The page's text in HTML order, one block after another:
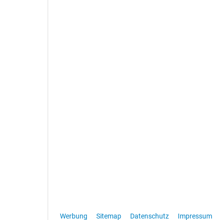
Werbung Sitemap Datenschutz Impressum